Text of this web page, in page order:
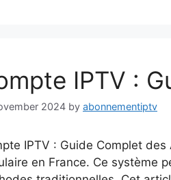
IPTV :
2024 by abonnementiptv
IPTV : Guide Complet
en France. Ce système